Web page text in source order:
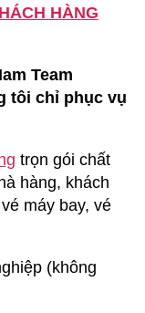
HÀNG
Team
tôi chỉ phục vụ
trọn gói chất
hàng, khách
máy bay, vé
(không